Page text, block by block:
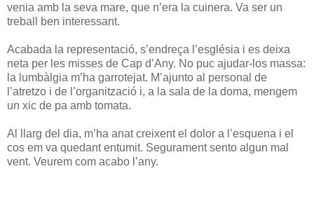
venia amb la seva mare, que n’era la cuinera. Va ser un
treball ben interessant.
Acabada la representació, s’endreça l’església i es deixa
neta per les misses de Cap d’Any. No puc ajudar-los massa:
la lumbàlgia m’ha garrotejat. M’ajunto al personal de
l’atretzo i de l’organització i, a la sala de la doma, mengem
un xic de pa amb tomata.
Al llarg del dia, m’ha anat creixent el dolor a l’esquena i el
cos em va quedant entumit. Segurament sento algun mal
vent. Veurem com acabo l’any.